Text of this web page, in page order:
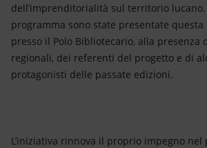
dell’imprenditorialità sul territorio
programma sono state presentate questa
presso il Polo Bibliotecario, alla presenza
regionali, dei referenti del progetto e di
protagonisti delle passate edizioni.
L’iniziativa rinnova il proprio impegno nel